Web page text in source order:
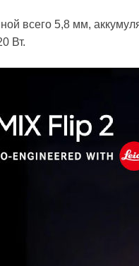
всего 5,8 мм,
Вт.